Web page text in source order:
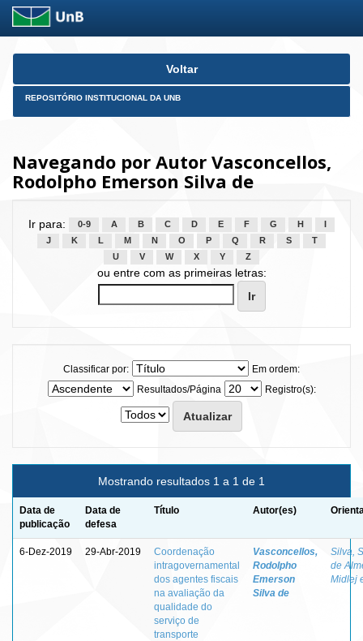
Skip
Voltar
REPOSITÓRIO INSTITUCIONAL DA UNB
Navegando por Autor Vasconcellos,
Rodolpho Emerson Silva de
Ir para: 0-9 A B C D E F G H
J
K L M N O P Q R S
T
U
V W X Y Z
ou entre com as primeiras letras:
Classificar por:
Em ordem:
Resultados/Página
Registro(s):
Mostrando resultados 1 a 1 de 1
Data de
publicação
Data de
defesa
Título Autor(es)
6-Dez-2019 29-Abr-2019
Coordenação
intragovernamental
dos agentes fiscais
na avaliação da
qualidade do
serviço de
transporte
Vasconcellos,
Rodolpho
Emerson
Silva de
Silva,
de
Midlej